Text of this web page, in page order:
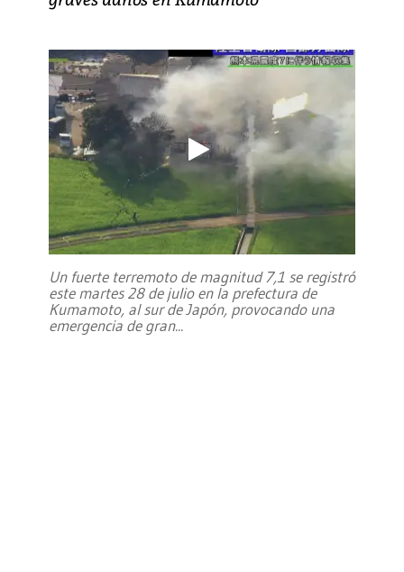
Un fuerte terremoto de magnitud 7,1 se registró
este martes 28 de julio en la prefectura de
Kumamoto, al sur de Japón, provocando una
emergencia de gran...